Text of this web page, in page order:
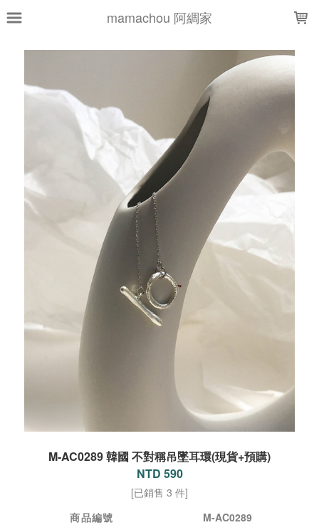
mamachou 阿綢家
M-AC0289 韓國 不對稱吊墜耳環(現貨+預購)
NTD 590
[已銷售 3 件]
商品編號
M-AC0289